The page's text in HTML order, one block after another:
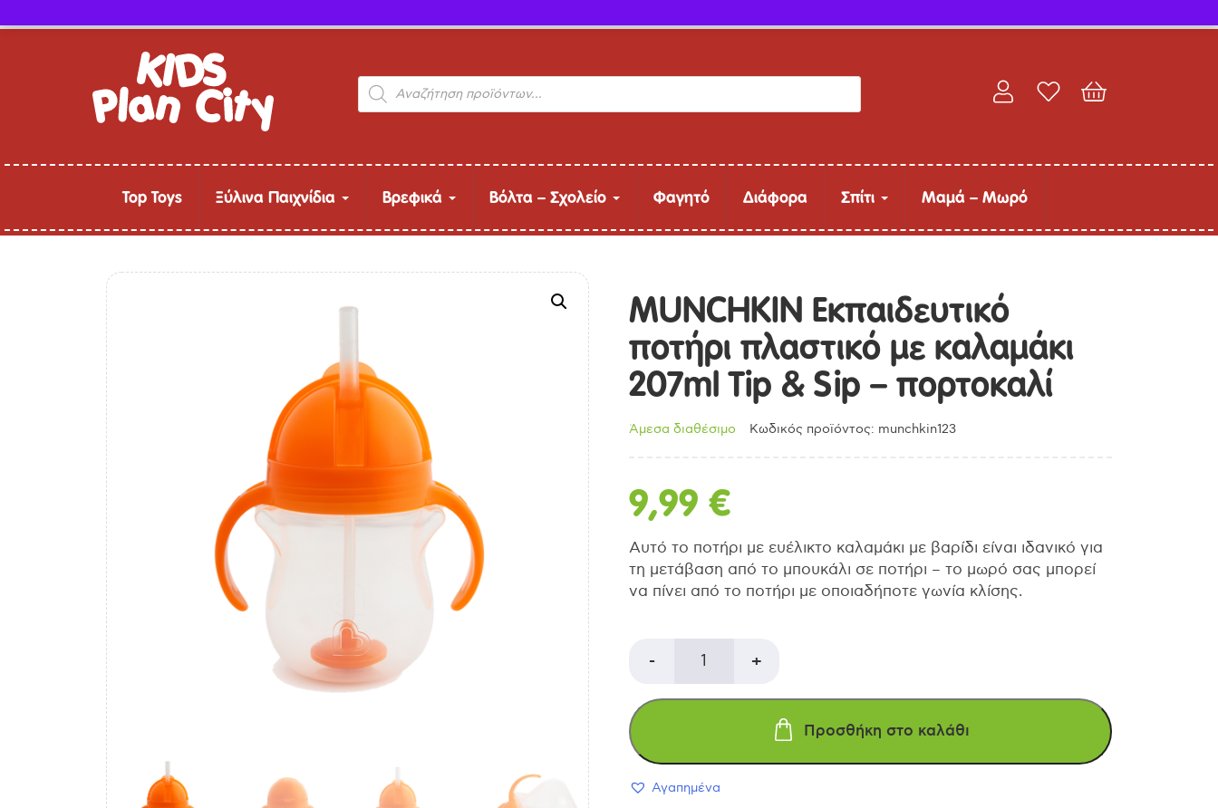
Products
search
Top Toys Ξύλινα Παιχνίδια Βρεφικά Βόλτα – Σχολείο Φαγητό Διάφορα Σπίτι Μαμά – Μωρό
MUNCHKIN Εκπαιδευτικό
ποτήρι πλαστικό με καλαμάκι
207ml Tip & Sip – πορτοκαλί
Άμεσα διαθέσιμο Κωδικός προϊόντος: munchkin123
9,99€
Αυτό το ποτήρι με ευέλικτο καλαμάκι με βαρίδι είναι ιδανικό για
τη μετάβαση από το μπουκάλι σε ποτήρι – το μωρό σας μπορεί
να πίνει από το ποτήρι με οποιαδήποτε γωνία κλίσης.
- MUNCHKIN
Εκπαιδευτικό
πλαστικό
+
Προσθήκη στο καλάθι
Αγαπημένα